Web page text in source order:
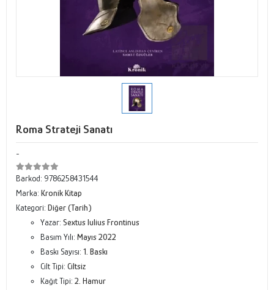
Roma Strateji Sanatı
-
Barkod: 9786258431544
Marka: Kronik Kitap
Kategori: Diğer (Tarih)
Yazar: Sextus Iulius Frontinus
Basım Yılı: Mayıs 2022
Baskı Sayısı: 1. Baskı
Cilt Tipi: Ciltsiz
Kağıt Tipi: 2. Hamur